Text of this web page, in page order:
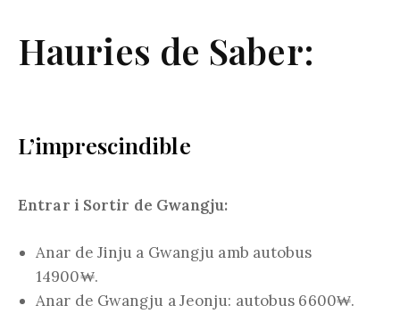
Hauries de Saber:
L’imprescindible
Entrar i Sortir de Gwangju:
Anar de Jinju a Gwangju amb autobus
14900₩.
Anar de Gwangju a Jeonju: autobus 6600₩.